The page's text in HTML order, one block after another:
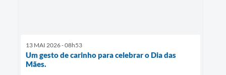
13 MAI 2026 - 08h53
Um gesto de carinho para celebrar o Dia das
Mães.